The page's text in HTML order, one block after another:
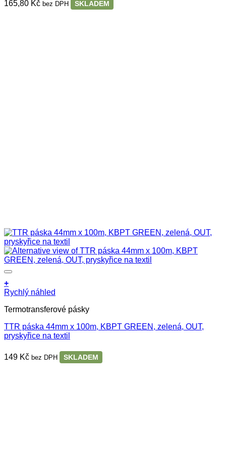
165,80 Kč bez DPH SKLADEM
+
Rychlý náhled
Termotransferové pásky
TTR páska 44mm x 100m, KBPT GREEN, zelená, OUT,
pryskyřice na textil
149 Kč bez DPH SKLADEM